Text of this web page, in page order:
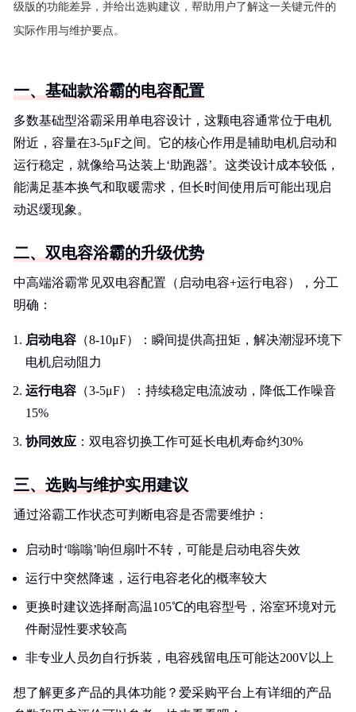
级版的功能差异，并给出选购建议，帮助用户了解这一关键元件的
实际作用与维护要点。
一、基础款浴霸的电容配置
多数基础型浴霸采用单电容设计，这颗电容通常位于电机
附近，容量在3-5μF之间。它的核心作用是辅助电机启动和
运行稳定，就像给马达装上‘助跑器’。这类设计成本较低，
能满足基本换气和取暖需求，但长时间使用后可能出现启
动迟缓现象。
二、双电容浴霸的升级优势
中高端浴霸常见双电容配置（启动电容+运行电容），分工
明确：
启动电容 （8-10μF）：瞬间提供高扭矩，解决潮湿环境下
电机启动阻力
运行电容 （3-5μF）：持续稳定电流波动，降低工作噪音
15%
协同效应 ：双电容切换工作可延长电机寿命约30%
三、选购与维护实用建议
通过浴霸工作状态可判断电容是否需要维护：
启动时‘嗡嗡’响但扇叶不转，可能是启动电容失效
运行中突然降速，运行电容老化的概率较大
更换时建议选择耐高温105℃的电容型号，浴室环境对元
件耐湿性要求较高
非专业人员勿自行拆装，电容残留电压可能达200V以上
想了解更多产品的具体功能？爱采购平台上有详细的产品